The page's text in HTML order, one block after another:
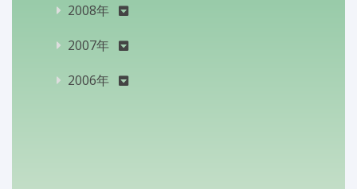
2008年
2007年
2006年